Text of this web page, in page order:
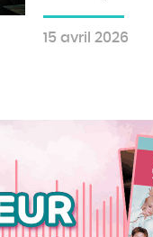
15 avril 2026